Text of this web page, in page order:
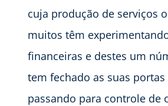
cuja produção de serviços
muitos têm
financeiras e destes um
tem fechado as suas portas
passando para controle de